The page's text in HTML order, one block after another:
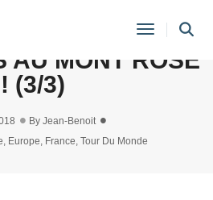
Toggle
MONT BLANC :
AU MONT ROSE
! (3/3)
By Jean-Benoit
, Europe, France, Tour Du Monde